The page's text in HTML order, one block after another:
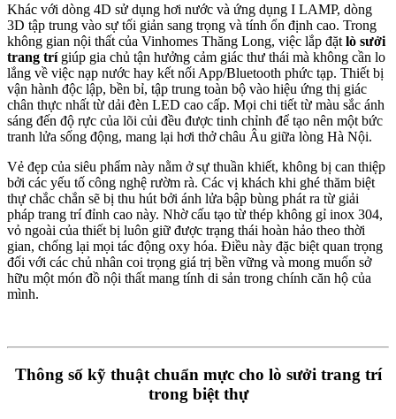
Khác với dòng 4D sử dụng hơi nước và ứng dụng I LAMP, dòng
3D tập trung vào sự tối giản sang trọng và tính ổn định cao. Trong
không gian nội thất của Vinhomes Thăng Long, việc lắp đặt lò sưởi
trang trígiúp gia chủ tận hưởng cảm giác thư thái mà không cần lo
lắng về việc nạp nước hay kết nối App/Bluetooth phức tạp. Thiết bị
vận hành độc lập, bền bỉ, tập trung toàn bộ vào hiệu ứng thị giác
chân thực nhất từ dải đèn LED cao cấp. Mọi chi tiết từ màu sắc ánh
sáng đến độ rực của lõi củi đều được tinh chỉnh để tạo nên một bức
tranh lửa sống động, mang lại hơi thở châu Âu giữa lòng Hà Nội.
Vẻ đẹp của siêu phẩm này nằm ở sự thuần khiết, không bị can thiệp
bởi các yếu tố công nghệ rườm rà. Các vị khách khi ghé thăm biệt
thự chắc chắn sẽ bị thu hút bởi ánh lửa bập bùng phát ra từ giải
pháp trang trí đỉnh cao này. Nhờ cấu tạo từ thép không gỉ inox 304,
vỏ ngoài của thiết bị luôn giữ được trạng thái hoàn hảo theo thời
gian, chống lại mọi tác động oxy hóa. Điều này đặc biệt quan trọng
đối với các chủ nhân coi trọng giá trị bền vững và mong muốn sở
hữu một món đồ nội thất mang tính di sản trong chính căn hộ của
mình.
Thông số kỹ thuật chuẩn mực cho lò sưởi trang trí
trong biệt thự